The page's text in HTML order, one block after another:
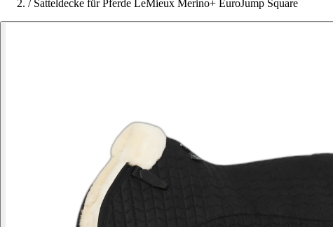
/ Satteldecke für Pferde LeMieux Merino+ EuroJump Square